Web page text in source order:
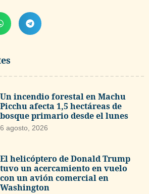
Un incendio forestal en Machu
Picchu afecta 1,5 hectáreas de
bosque primario desde el lunes
6 agosto, 2026
El helicóptero de Donald Trump
tuvo un acercamiento en vuelo
con un avión comercial en
Washington